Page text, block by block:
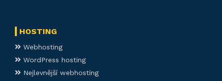
HOSTING
Webhosting
WordPress hosting
Nejlevnější webhosting